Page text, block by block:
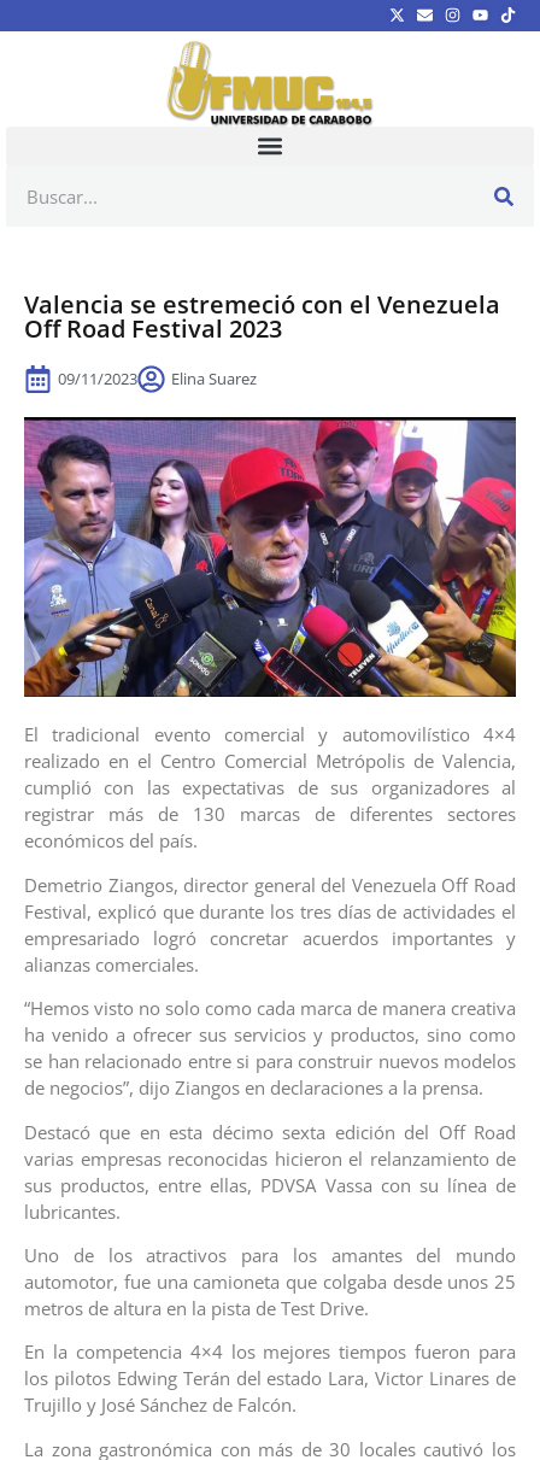
Valencia se estremeció con el Venezuela
Off Road Festival 2023
09/11/2023 Elina Suarez
El tradicional evento comercial y automovilístico 4×4
realizado en el Centro Comercial Metrópolis de Valencia,
cumplió con las expectativas de sus organizadores al
registrar más de 130 marcas de diferentes sectores
económicos del país.
Demetrio Ziangos, director general del Venezuela Off Road
Festival, explicó que durante los tres días de actividades el
empresariado logró concretar acuerdos importantes y
alianzas comerciales.
“Hemos visto no solo como cada marca de manera creativa
ha venido a ofrecer sus servicios y productos, sino como
se han relacionado entre si para construir nuevos modelos
de negocios”, dijo Ziangos en declaraciones a la prensa.
Destacó que en esta décimo sexta edición del Off Road
varias empresas reconocidas hicieron el relanzamiento de
sus productos, entre ellas, PDVSA Vassa con su línea de
lubricantes.
Uno de los atractivos para los amantes del mundo
automotor, fue una camioneta que colgaba desde unos 25
metros de altura en la pista de Test Drive.
En la competencia 4×4 los mejores tiempos fueron para
los pilotos Edwing Terán del estado Lara, Victor Linares de
Trujillo y José Sánchez de Falcón.
La zona gastronómica con más de 30 locales cautivó los